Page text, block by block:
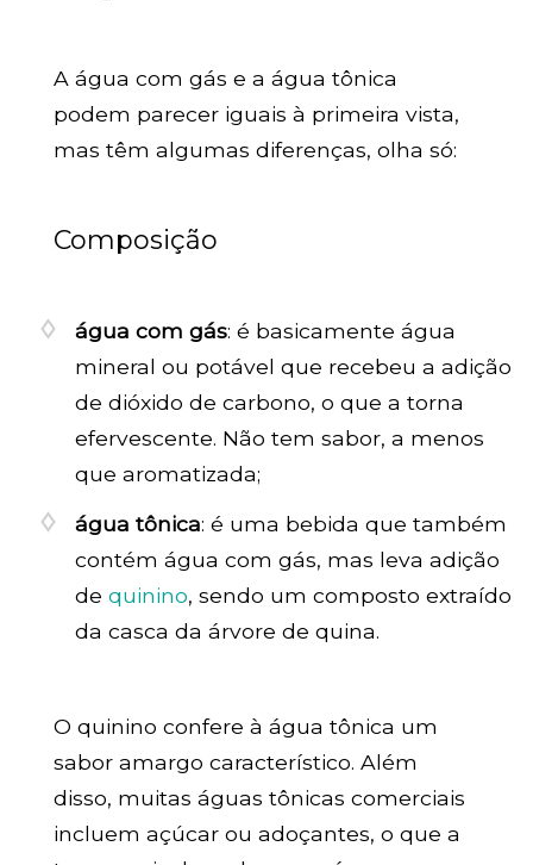
A água com gás e a água tônica
podem parecer iguais à primeira vista,
mas têm algumas diferenças, olha só:
Composição
água com gás: é basicamente água
mineral ou potável que recebeu a adição
de dióxido de carbono, o que a torna
efervescente. Não tem sabor, a menos
que aromatizada;
água tônica: é uma bebida que também
contém água com gás, mas leva adição
de quinino, sendo um composto extraído
da casca da árvore de quina.
O quinino confere à água tônica um
sabor amargo característico. Além
disso, muitas águas tônicas comerciais
incluem açúcar ou adoçantes, o que a